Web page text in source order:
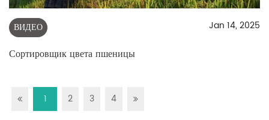
ВИДЕО Jan 14, 2025
Сортировщик цвета пшеницы
1 2 3 4